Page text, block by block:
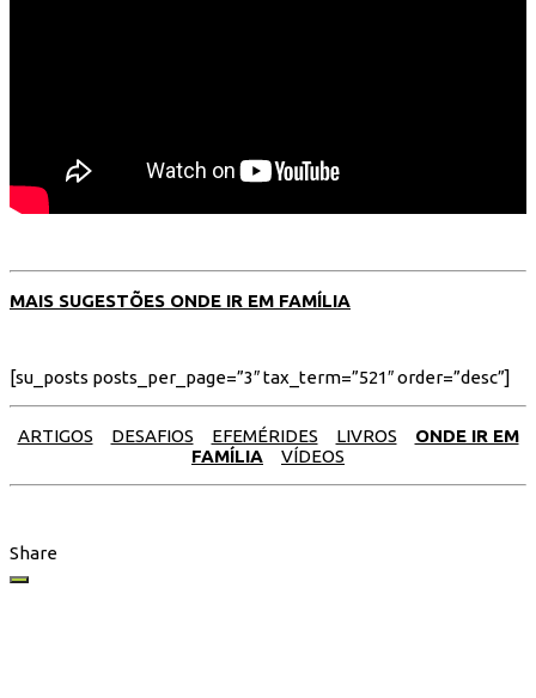
MAIS SUGESTÕES ONDE IR EM FAMÍLIA
[su_posts posts_per_page=”3″ tax_term=”521″ order=”desc”]
ARTIGOS DESAFIOS EFEMÉRIDES LIVROS
ONDE IR EM
FAMÍLIA
VÍDEOS
Share